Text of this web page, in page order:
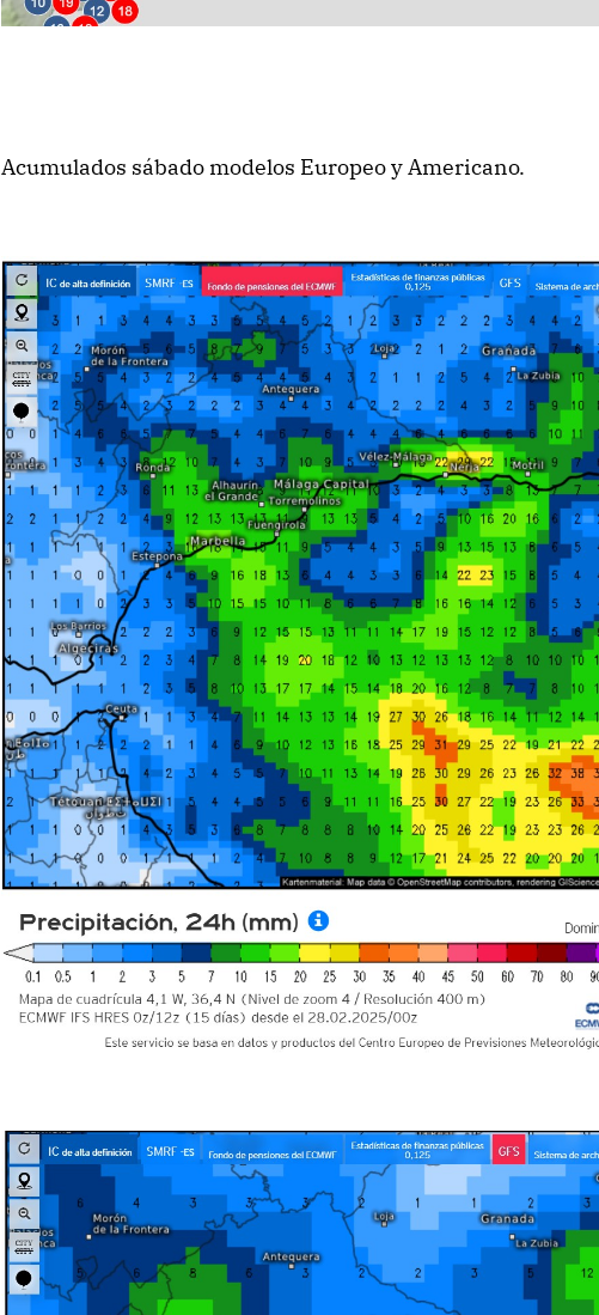
Acumulados sábado modelos Europeo y Americano.